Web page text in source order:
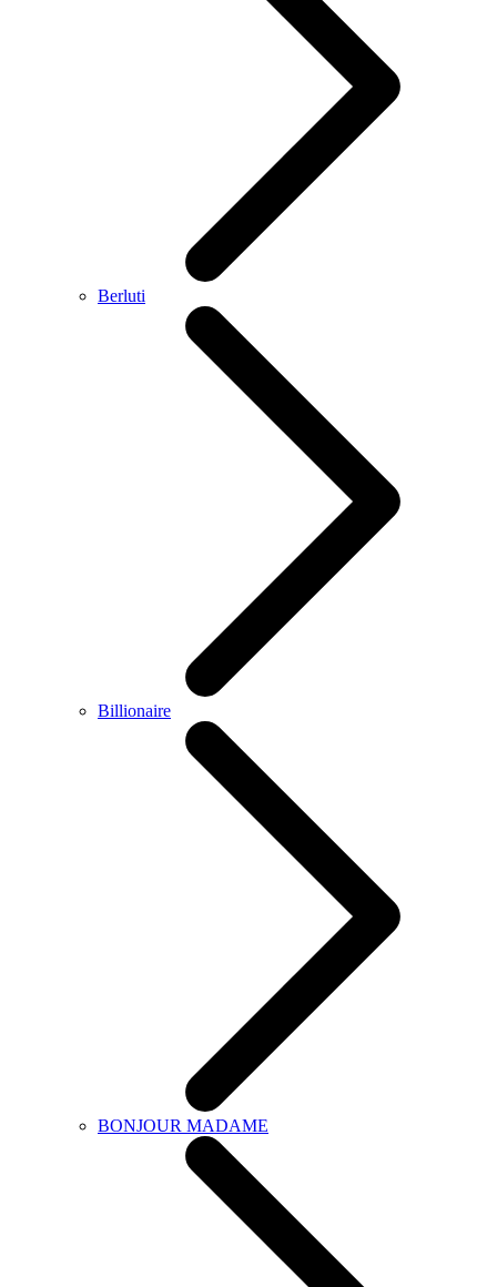
Berluti
Billionaire
BONJOUR MADAME